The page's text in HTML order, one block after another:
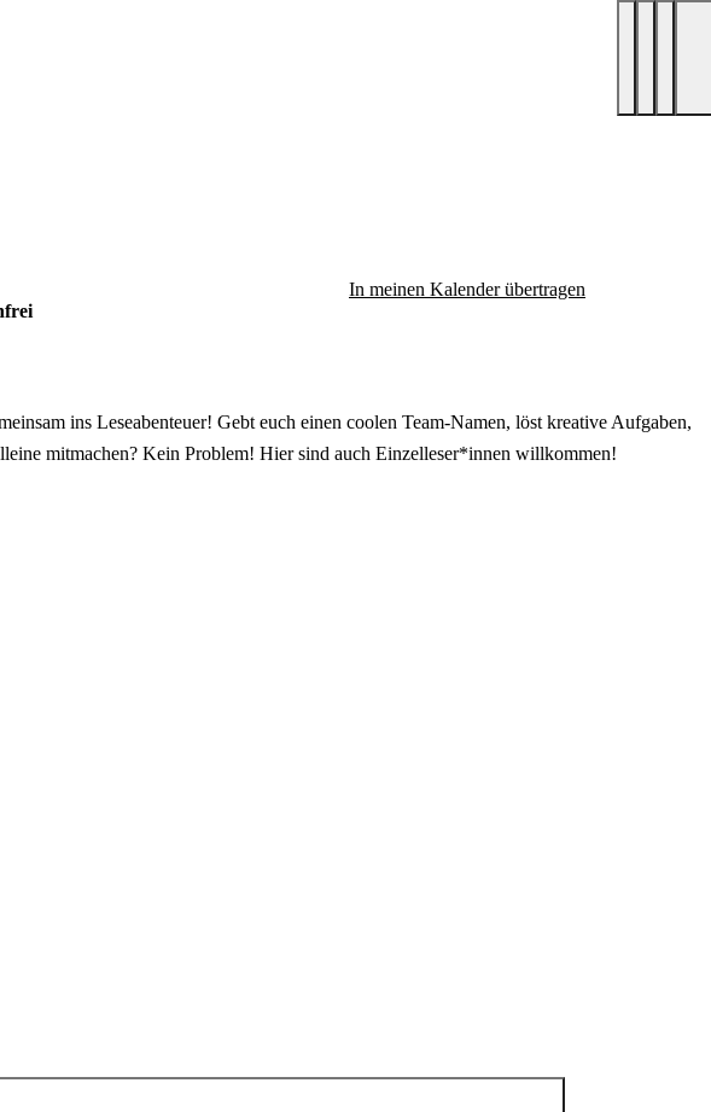
In meinen Kalender übertragen
ins Leseabenteuer! Gebt euch einen coolen Team-Namen, löst kreative Aufgaben,
mitmachen? Kein Problem! Hier sind auch Einzelleser*innen willkommen!